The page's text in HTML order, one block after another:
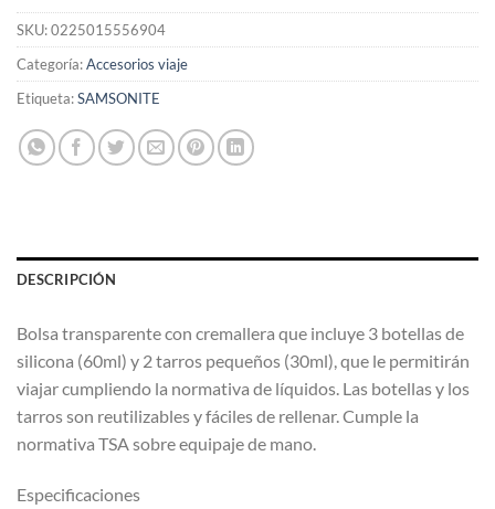
SKU:0225015556904
Categoría:Accesorios viaje
Etiqueta:SAMSONITE
DESCRIPCIÓN
Bolsa transparente con cremallera que incluye 3 botellas de
silicona (60ml) y 2 tarros pequeños (30ml), que le permitirán
viajar cumpliendo la normativa de líquidos. Las botellas y los
tarros son reutilizables y fáciles de rellenar. Cumple la
normativa TSA sobre equipaje de mano.
Especificaciones